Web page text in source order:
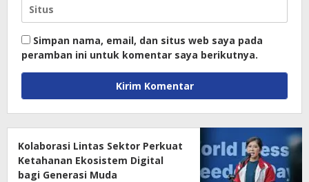
Simpan nama, email, dan situs web saya pada
peramban ini untuk komentar saya berikutnya.
Kolaborasi Lintas Sektor Perkuat
Ketahanan Ekosistem Digital
bagi Generasi Muda